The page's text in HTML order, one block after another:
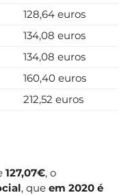
128,64 euros
134,08 euros
134,08 euros
160,40 euros
212,52 euros
127,07€, o
, que em 2020 é